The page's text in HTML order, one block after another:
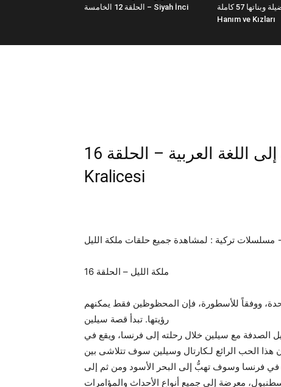
الحلقة 12 الخامسة – Siyah İnci
فضيلة وبناتها 57 كاملة | Fazilet
Hanım ve Kızları
16 ملكة الليل – مترجمة إلى اللغة العربية – الحلقة | Gecenin
Kralicesi
الليل →
16 ملكة الليل – الحلقة
ووفقاً للأسطورة، فإن المحظوظين فقط يمكنهم
رؤيتها. تبدأ قصة سيلين
الصدفة مع سيلين خلال رحلته إلى فرنسا، ويقع في
الحب الرائع لـكارتال وسيلين سوف تتلاشى بين
فرنسا وسوف تهبُّ إلى البحر الأسود ومن ثم إلى
معرضة إلى جميع أنواع الأحداث والمؤامرات